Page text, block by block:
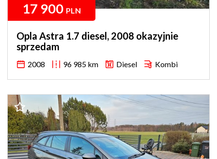
17 900 PLN
Opla Astra 1.7 diesel, 2008 okazyjnie
sprzedam
2008 96 985 km Diesel Kombi